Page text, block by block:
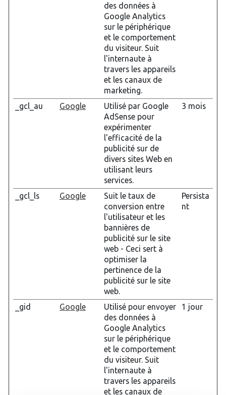
des données à
Google Analytics
sur le périphérique
et le comportement
du visiteur. Suit
l'internaute à
travers les appareils
et les canaux de
marketing.
_gcl_au Google
Utilisé par Google
AdSense pour
expérimenter
l'efficacité de la
publicité sur de
divers sites Web en
utilisant leurs
services.
3 mois
_gcl_ls Google
Suit le taux de
conversion entre
l'utilisateur et les
bannières de
publicité sur le site
web - Ceci sert à
optimiser la
pertinence de la
publicité sur le site
web.
Persista
nt
_gid Google
Utilisé pour envoyer
des données à
Google Analytics
sur le périphérique
et le comportement
du visiteur. Suit
l'internaute à
travers les appareils
et les canaux de
1 jour